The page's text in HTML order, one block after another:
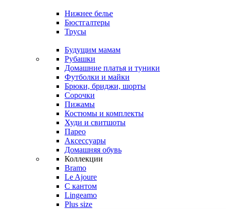
Нижнее белье
Бюстгалтеры
Трусы
Будущим мамам
Рубашки
Домашние платья и туники
Футболки и майки
Брюки, бриджи, шорты
Сорочки
Пижамы
Костюмы и комплекты
Худи и свитшоты
Парео
Аксессуары
Домашняя обувь
Коллекции
Bramo
Le Ajoure
С кантом
Lingeamo
Plus size